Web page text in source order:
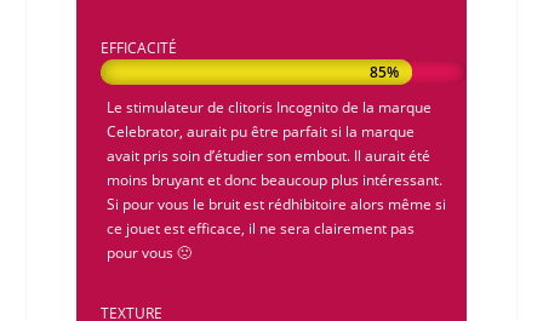
EFFICACITÉ
85%
85%
Le stimulateur de clitoris Incognitode la marque
Celebrator, aurait pu être parfait si la marque
avait pris soin d’étudier son embout. Il aurait été
moins bruyant et donc beaucoup plus intéressant.
Si pour vous le bruit est rédhibitoire alors même si
ce jouet est efficace, il ne sera clairement pas
pour vous 🙁
TEXTURE